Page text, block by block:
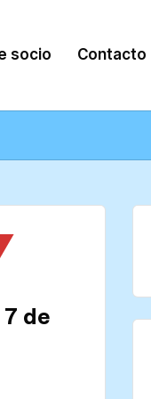
socio Contacto
de